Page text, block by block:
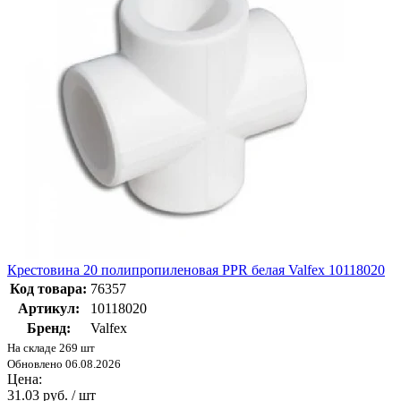
Крестовина 20 полипропиленовая PPR белая Valfex 10118020
Код товара: 76357
Артикул:
10118020
Бренд:
Valfex
На складе 269 шт
Обновлено 06.08.2026
Цена:
31.03 руб. / шт